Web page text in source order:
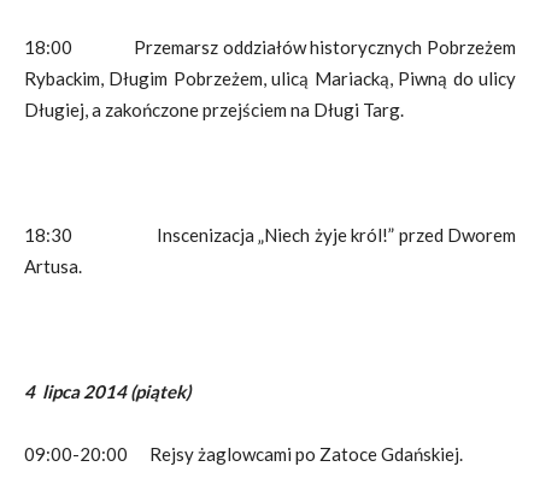
18:00 Przemarsz oddziałów historycznych Pobrzeżem
Rybackim, Długim Pobrzeżem, ulicą Mariacką, Piwną do ulicy
Długiej, a zakończone przejściem na Długi Targ.
18:30 Inscenizacja „Niech żyje król!” przed Dworem
Artusa.
4 lipca 2014 (piątek)
09:00-20:00 Rejsy żaglowcami po Zatoce Gdańskiej.